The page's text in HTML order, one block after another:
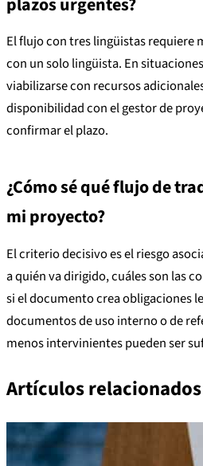
El flujo con tres lingüistas requiere
con un solo lingüista. En
viabilizarse con recursos
disponibilidad con el gestor de
confirmar el plazo.
¿Cómo sé qué flujo de
mi proyecto?
El criterio decisivo es el riesgo
a quién va dirigido, cuáles son las
si el documento crea obligaciones
documentos de uso interno o de
menos intervinientes pueden ser
Artículos relacionados